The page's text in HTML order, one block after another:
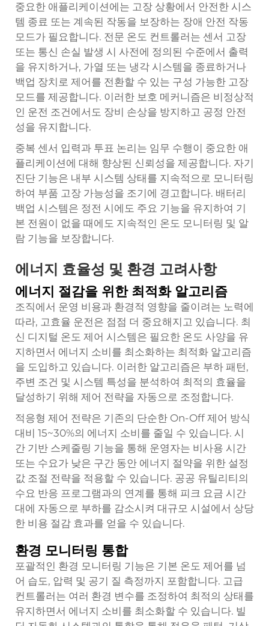
중요한 애플리케이션에는 고장 상황에서 안전한 시스
템 종료 또는 계속된 작동을 보장하는 장애 안전 작동
모드가 필요합니다. 전문 온도 컨트롤러는 센서 고장
또는 통신 손실 발생 시 사전에 정의된 수준에서 출력
을 유지하거나, 가열 또는 냉각 시스템을 종료하거나
백업 장치로 제어를 전환할 수 있는 구성 가능한 고장
모드를 제공합니다. 이러한 보호 메커니즘은 비정상적
인 운전 조건에서도 장비 손상을 방지하고 공정 안전
성을 유지합니다.
중복 센서 입력과 투표 논리는 임무 수행이 중요한 애
플리케이션에 대해 향상된 신뢰성을 제공합니다. 자기
진단 기능은 내부 시스템 상태를 지속적으로 모니터링
하여 부품 고장 가능성을 조기에 경고합니다. 배터리
백업 시스템은 정전 시에도 주요 기능을 유지하여 기
본 전원이 없을 때에도 지속적인 온도 모니터링 및 알
람 기능을 보장합니다.
에너지 효율성 및 환경 고려사항
에너지 절감을 위한 최적화 알고리즘
조직에서 운영 비용과 환경적 영향을 줄이려는 노력에
따라, 고효율 운전은 점점 더 중요해지고 있습니다. 최
신 디지털 온도 제어 시스템은 필요한 온도 사양을 유
지하면서 에너지 소비를 최소화하는 최적화 알고리즘
을 도입하고 있습니다. 이러한 알고리즘은 부하 패턴,
주변 조건 및 시스템 특성을 분석하여 최적의 효율을
달성하기 위해 제어 전략을 자동으로 조정합니다.
적응형 제어 전략은 기존의 단순한 On-Off 제어 방식
대비 15~30%의 에너지 소비를 줄일 수 있습니다. 시
간 기반 스케줄링 기능을 통해 운영자는 비사용 시간
또는 수요가 낮은 구간 동안 에너지 절약을 위한 설정
값 조절 전략을 적용할 수 있습니다. 공공 유틸리티의
수요 반응 프로그램과의 연계를 통해 피크 요금 시간
대에 자동으로 부하를 감소시켜 대규모 시설에서 상당
한 비용 절감 효과를 얻을 수 있습니다.
환경 모니터링 통합
포괄적인 환경 모니터링 기능은 기본 온도 제어를 넘
어 습도, 압력 및 공기 질 측정까지 포함합니다. 고급
컨트롤러는 여러 환경 변수를 조정하여 최적의 상태를
유지하면서 에너지 소비를 최소화할 수 있습니다. 빌